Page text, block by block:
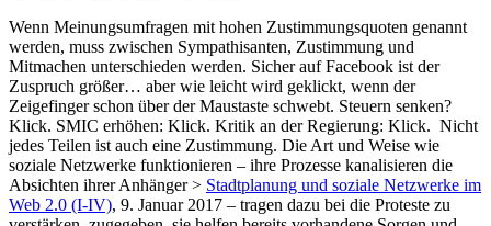
Wenn Meinungsumfragen mit hohen Zustimmungsquoten genannt
werden, muss zwischen Sympathisanten, Zustimmung und
Mitmachen unterschieden werden. Sicher auf Facebook ist der
Zuspruch größer… aber wie leicht wird geklickt, wenn der
Zeigefinger schon über der Maustaste schwebt. Steuern senken?
Klick. SMIC erhöhen: Klick. Kritik an der Regierung: Klick. Nicht
jedes Teilen ist auch eine Zustimmung. Die Art und Weise wie
soziale Netzwerke funktionieren – ihre Prozesse kanalisieren die
Absichten ihrer Anhänger > Stadtplanung und soziale Netzwerke im
Web 2.0 (I-IV), 9. Januar 2017 – tragen dazu bei die Proteste zu